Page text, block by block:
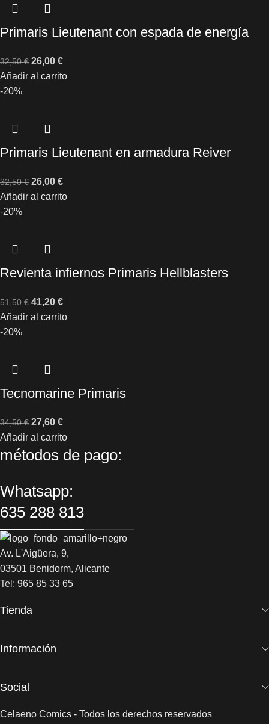
Primaris Lieutenant con espada de energía
32,50€ 26,00 €
Añadir al carrito
-20%
Primaris Lieutenant en armadura Reiver
32,50€ 26,00 €
Añadir al carrito
-20%
Revienta infiernos Primaris Hellblasters
51,50€ 41,20 €
Añadir al carrito
-20%
Tecnomarine Primaris
34,50€ 27,60 €
Añadir al carrito
métodos de pago:
Whatsapp:
635 288 813
Av. L'Aigüera, 9,
03501 Benidorm, Alicante
Tel: 965 85 33 65
Tienda
Información
Social
Celaeno Comics - Todos los derechos reservados